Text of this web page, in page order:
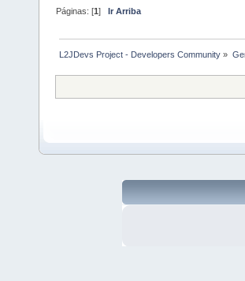
Páginas: [1]Ir Arriba
L2JDevs Project - Developers Community »